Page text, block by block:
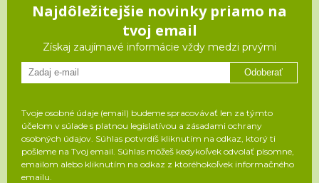
Najdôležitejšie novinky priamo na
tvoj email
Získaj zaujímavé informácie vždy medzi prvými
Odoberať
Tvoje osobné údaje (email) budeme spracovávať len za týmto
účelom v súlade s platnou legislatívou a zásadami ochrany
osobných údajov. Súhlas potvrdíš kliknutím na odkaz, ktorý ti
pošleme na Tvoj email. Súhlas môžeš kedykoľvek odvolať písomne,
emailom alebo kliknutím na odkaz z ktoréhokoľvek informačného
emailu.